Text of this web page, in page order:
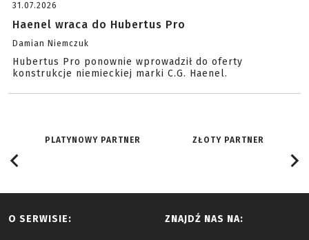
31.07.2026
Haenel wraca do Hubertus Pro
Damian Niemczuk
Hubertus Pro ponownie wprowadził do oferty
konstrukcje niemieckiej marki C.G. Haenel.
PLATYNOWY PARTNER ZŁOTY PARTNER
O SERWISIE: ZNAJDŹ NAS NA: